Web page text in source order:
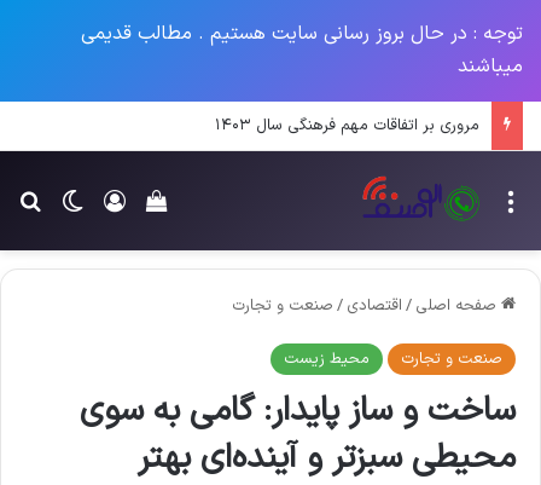
توجه : در حال بروز رسانی سایت هستیم . مطالب قدیمی
میباشند
تاثیر شبکه 5G بر سلامت انسان و محیط زیست
تغییر ورود
سبد خرید خود منو
صفحه اصلی / اقتصادی / صنعت و تجارت
صنعت و تجارت محیط زیست
ساخت و ساز پایدار: گامی به سوی
محیطی سبزتر و آینده‌ای بهتر